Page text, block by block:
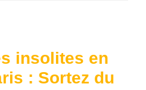
insolites en
: Sortez du